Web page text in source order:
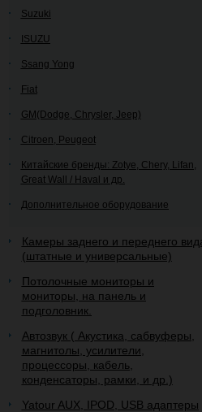
Suzuki
ISUZU
Ssang Yong
Fiat
GM(Dodge, Chrysler, Jeep)
Citroen, Peugeot
Китайские бренды: Zotye, Chery, Lifan,
Great Wall / Haval и др.
Дополнительное оборудование
Камеры заднего и переднего
(штатные и универсальные)
Потолочные мониторы и
мониторы, на панель и
подголовник.
Автозвук ( Акустика, сабвуферы,
магнитолы, усилители,
процессоры, кабель,
конденсаторы, рамки, и др.)
Yatour AUX, IPOD, USB адаптеры